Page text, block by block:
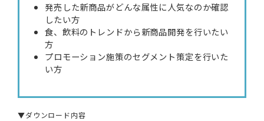
発売した新商品がどんな属性に人気なのか確認
したい方
食、飲料のトレンドから新商品開発を行いたい
方
プロモーション施策のセグメント策定を行いた
い方
▼ダウンロード内容